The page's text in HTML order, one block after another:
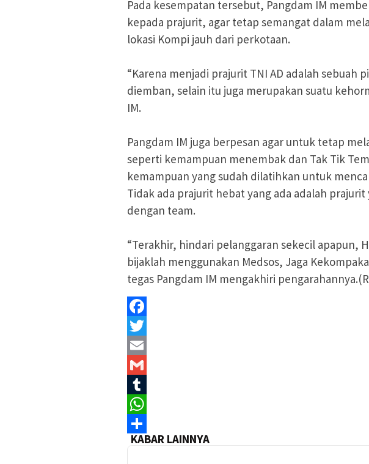
Pada kesempatan tersebut, Pangdam IM
kepada prajurit, agar tetap semangat dalam
lokasi Kompi jauh dari perkotaan.
“Karena menjadi prajurit TNI AD adalah sebuah
diemban, selain itu juga merupakan suatu
IM.
Pangdam IM juga berpesan agar untuk tetap
seperti kemampuan menembak dan Tak Tik
kemampuan yang sudah dilatihkan untuk
Tidak ada prajurit hebat yang ada adalah prajurit
dengan team.
“Terakhir, hindari pelanggaran sekecil apapun,
bijaklah menggunakan Medsos, Jaga
tegas Pangdam IM mengakhiri
Facebook
Twitter
Email
Gmail
Tumblr
WhatsApp
Share
KABAR LAINNYA